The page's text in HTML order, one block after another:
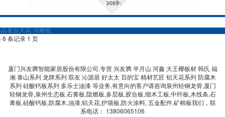
复合天花-浮雕板
6 条记录 1 页
厦门兴友腾智能家居股份有限公司,专营 兴友腾 半月山 河鑫 大王椰板材 韩氏 福
湘 泰山系列 龙牌系列 双友 沁源居 好太太 百的宝 精材艺匠 铝天花系列 防腐木
系列 硅酸钙板系列 多乐士油漆 等业务,有意向的客户请咨询泉州轻钢龙骨,厦门
轻钢龙骨,泉州生态板,石膏板,阻燃板,多层板,胶合板,细木工板,中纤板,木线条,石
膏板,硅酸钙板,防腐木,油漆,铝天花,护墙板,防火涂料, 五金配件,矿棉板我们，联
系电话： 13806065106